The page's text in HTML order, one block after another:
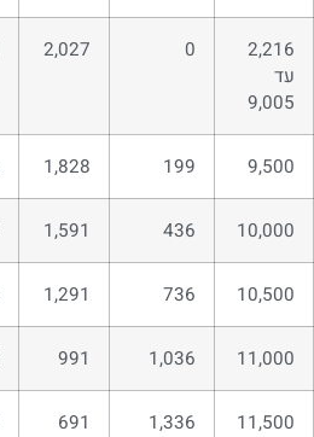
2,216
עד
9,005
0
2,027
9,500
199
1,828
10,000
436
1,591
10,500
736
1,291
11,000
1,036
991
11,500
1,336
691